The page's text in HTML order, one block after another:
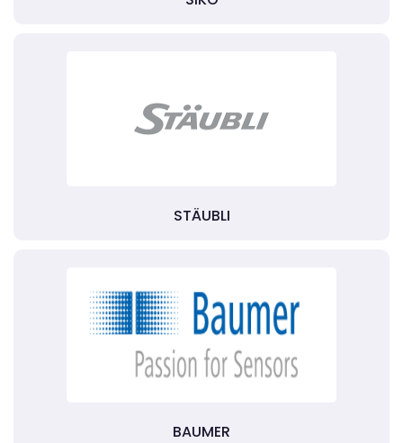
STÄUBLI
BAUMER